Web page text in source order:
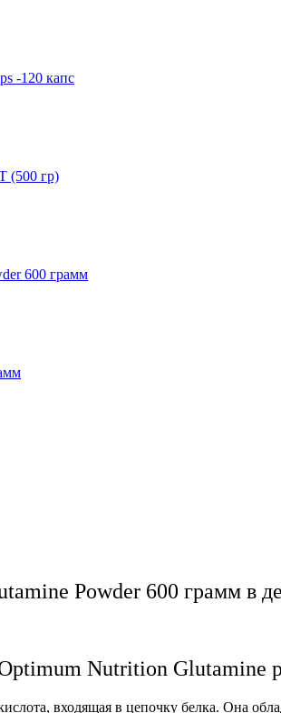
-120 капс
(500 гр)
600 грамм
Powder 600 грамм в
Nutrition Glutamine
входящая в цепочку белка. Она